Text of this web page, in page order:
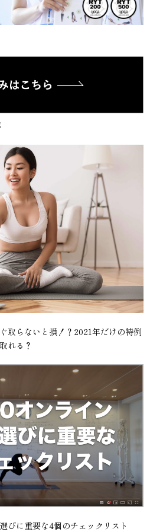
取らないと損！？2021年だけの特例
れる？
びに重要な4個のチェックリスト